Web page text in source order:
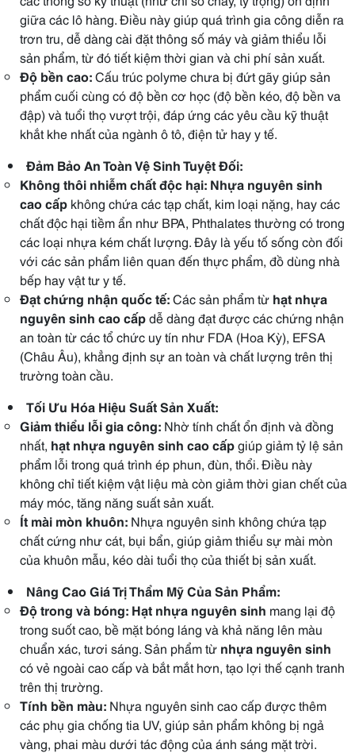
giữa các lô hàng. Điều này giúp quá trình gia công diễn ra
trơn tru, dễ dàng cài đặt thông số máy và giảm thiểu lỗi
sản phẩm, từ đó tiết kiệm thời gian và chi phí sản xuất.
Độ bền cao:Cấu trúc polyme chưa bị đứt gãy giúp sản
phẩm cuối cùng có độ bền cơ học (độ bền kéo, độ bền va
đập) và tuổi thọ vượt trội, đáp ứng các yêu cầu kỹ thuật
khắt khe nhất của ngành ô tô, điện tử hay y tế.
Đảm Bảo An Toàn Vệ Sinh Tuyệt Đối:
Không thôi nhiễm chất độc hại: Nhựa nguyên sinh
cao cấp không chứa các tạp chất, kim loại nặng, hay các
chất độc hại tiềm ẩn như BPA, Phthalates thường có trong
các loại nhựa kém chất lượng. Đây là yếu tố sống còn đối
với các sản phẩm liên quan đến thực phẩm, đồ dùng nhà
bếp hay vật tư y tế.
Đạt chứng nhận quốc tế:Các sản phẩm từ hạt nhựa
nguyên sinh cao cấpdễ dàng đạt được các chứng nhận
an toàn từ các tổ chức uy tín như FDA (Hoa Kỳ), EFSA
(Châu Âu), khẳng định sự an toàn và chất lượng trên thị
trường toàn cầu.
Tối Ưu Hóa Hiệu Suất Sản Xuất:
Giảm thiểu lỗi gia công: Nhờ tính chất ổn định và đồng
nhất, hạt nhựa nguyên sinh cao cấpgiúp giảm tỷ lệ sản
phẩm lỗi trong quá trình ép phun, đùn, thổi. Điều này
không chỉ tiết kiệm vật liệu mà còn giảm thời gian chết của
máy móc, tăng năng suất sản xuất.
Ít mài mòn khuôn: Nhựa nguyên sinh không chứa tạp
chất cứng như cát, bụi bẩn, giúp giảm thiểu sự mài mòn
của khuôn mẫu, kéo dài tuổi thọ của thiết bị sản xuất.
Nâng Cao Giá Trị Thẩm Mỹ Của Sản Phẩm:
Độ trong và bóng: Hạt nhựa nguyên sinh mang lại độ
trong suốt cao, bề mặt bóng láng và khả năng lên màu
chuẩn xác, tươi sáng. Sản phẩm từ nhựa nguyên sinh
có vẻ ngoài cao cấp và bắt mắt hơn, tạo lợi thế cạnh tranh
trên thị trường.
Tính bền màu: Nhựa nguyên sinh cao cấp được thêm
các phụ gia chống tia UV, giúp sản phẩm không bị ngả
vàng, phai màu dưới tác động của ánh sáng mặt trời.